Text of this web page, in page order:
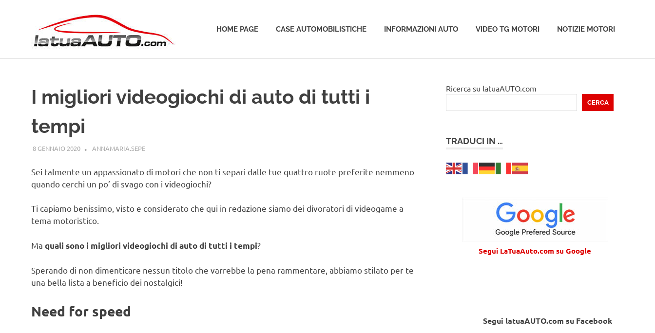
HOME PAGE CASE AUTOMOBILISTICHE INFORMAZIONI AUTO VIDEO TG MOTORI NOTIZIE MOTORI
I migliori videogiochi di auto di tutti i
tempi
8 GENNAIO 2020 ANNAMARIA.SEPECURIOSITÀ AUTO
Sei talmente un appassionato di motori che non ti separi dalle tue quattro ruote preferite nemmeno
quando cerchi un po’ di svago con i videogiochi?
Ti capiamo benissimo, visto e considerato che qui in redazione siamo dei divoratori di videogame a
tema motoristico.
Ma quali sono i migliori videogiochi di auto di tutti i tempi?
Sperando di non dimenticare nessun titolo che varrebbe la pena rammentare, abbiamo stilato per te
una bella lista a beneficio dei nostalgici!
Need for speed
Ricerca su latuaAUTO.com
CERCA
TRADUCI IN …
Segui LaTuaAuto.com su Google
Segui latuaAUTO.com su Facebook